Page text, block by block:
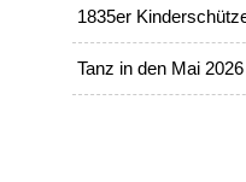
1835er
Tanz in den Mai 2026